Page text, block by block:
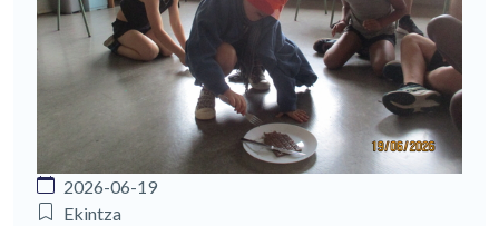
2026-06-19
Ekintza